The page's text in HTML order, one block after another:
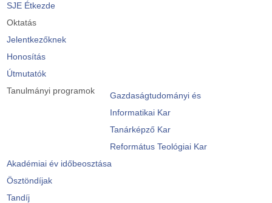
SJE Étkezde
Oktatás
Jelentkezőknek
Honosítás
Útmutatók
Tanulmányi programok
Gazdaságtudományi és
Informatikai Kar
Tanárképző Kar
Református Teológiai Kar
Akadémiai év időbeosztása
Ösztöndíjak
Tandíj